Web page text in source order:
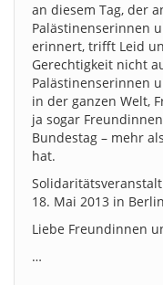
an diesem Tag, der
Palästinenserinnen
erinnert, trifft Leid
Gerechtigkeit nicht
Palästinenserinnen
in der ganzen Welt,
ja sogar
Bundestag – mehr
hat.
18. Mai 2013 in
Liebe Freundinnen
…